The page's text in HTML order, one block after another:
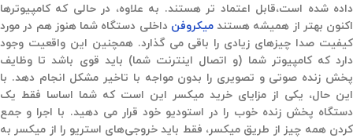
داده شده است،‌قابل اعتماد تر هستند. به علاوه،‌ در حالی که کامپیوترها
اکنون بهتر از همیشه هستندمیکروفن داخلی دستگاه شما هنوز هم در مورد
کیفیت صدا چیزهای زیادی را باقی می گذارد. همچنین این واقعیت وجود
دارد که کامپیوتر شما (و اتصال اینترنت شما) باید قوی باشد تا وظایف
پخش زنده صوتی و تصویری را بدون مواجه با تاخیر مشکل انجام دهد. با
این حال،‌ یکی از مزایای خرید میکسر این است که شما اساسا فقط یک
دستگاه پخش زنده خوب را در استودیو خود قرار می دهید. با اجرا و جمع
کردن همه چیز از طریق میکسر،‌ فقط باید خروجی‌های استریو را از میکسر به